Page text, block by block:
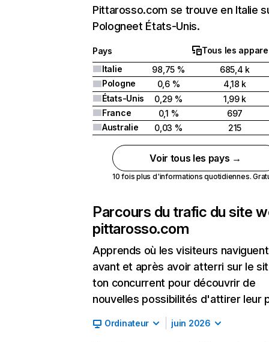
Pittarosso.com se trouve en Italie
Pologneet États-Unis.
Pays
Tous les
Italie
98,75 %
685,4 k
Pologne
0,6 %
4,18 k
États-Unis
0,29 %
1,99 k
France
0,1 %
697
Australie
0,03 % 215
Voir tous les pays →
10 fois plus d'informations quotidiennes.
Parcours du trafic du site
pittarosso.com
Apprends où les visiteurs naviguent
avant et après avoir atterri sur le
ton concurrent pour découvrir de
nouvelles possibilités d'attirer leur
Ordinateur juin 2026